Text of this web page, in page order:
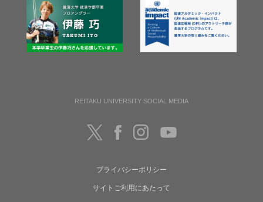
REITAKU UNIVERSITY SOCIAL MEDIA
プライバシーポリシー
サイトご利用にあたって